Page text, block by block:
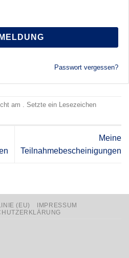
Passwort vergessen?
am . Setzte ein Lesezeichen
Meine
Teilnahmebescheinigungen
(EU)
IMPRESSUM